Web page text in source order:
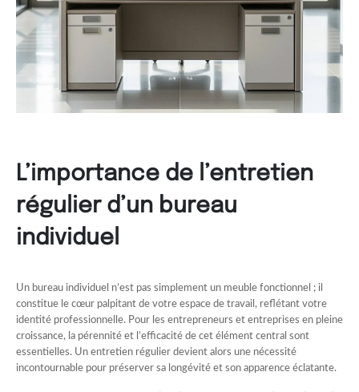
L’importance de l’entretien
régulier d’un bureau
individuel
Un bureau individuel n’est pas simplement un meuble fonctionnel ; il
constitue le cœur palpitant de votre espace de travail, reflétant votre
identité professionnelle. Pour les entrepreneurs et entreprises en pleine
croissance, la pérennité et l’efficacité de cet élément central sont
essentielles. Un entretien régulier devient alors une nécessité
incontournable pour préserver sa longévité et son apparence éclatante.